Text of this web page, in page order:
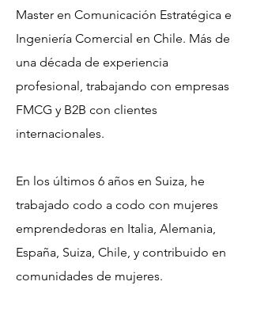
Master en Comunicación Estratégica e
Ingeniería Comercial en Chile. Más de
una década de experiencia
profesional, trabajando con empresas
FMCG y B2B con clientes
internacionales.
En los últimos 6 años en Suiza, he
trabajado codo a codo con mujeres
emprendedoras en Italia, Alemania,
España, Suiza, Chile, y contribuido en
comunidades de mujeres.